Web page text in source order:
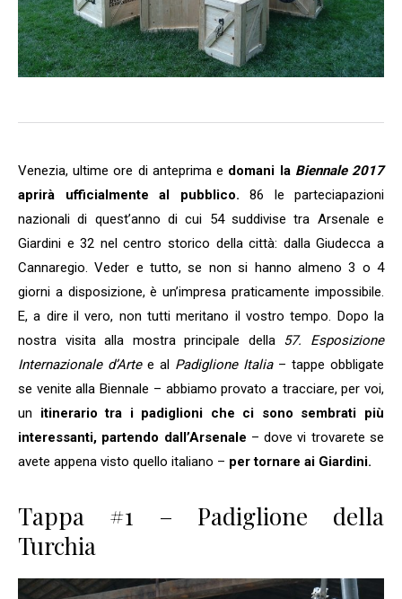
Venezia, ultime ore di anteprima e domani la Biennale 2017
aprirà ufficialmente al pubblico. 86 le parteciapazioni
nazionali di quest’anno di cui 54 suddivise tra Arsenale e
Giardini e 32 nel centro storico della città: dalla Giudecca a
Cannaregio. Veder e tutto, se non si hanno almeno 3 o 4
giorni a disposizione, è un’impresa praticamente impossibile.
E, a dire il vero, non tutti meritano il vostro tempo. Dopo la
nostra visita alla mostra principale della 57. Esposizione
Internazionale d’Artee al Padiglione Italia– tappe obbligate
se venite alla Biennale – abbiamo provato a tracciare, per voi,
un itinerario tra i padiglioni che ci sono sembrati più
interessanti, partendo dall’Arsenale – dove vi trovarete se
avete appena visto quello italiano – per tornare ai Giardini.
Tappa #1 – Padiglione della
Turchia